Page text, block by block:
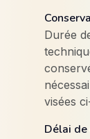
Durée
visées
Délai